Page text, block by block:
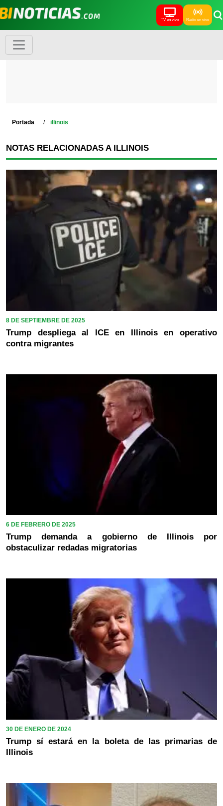
TV en vivo Radio en vivo
Portada illinois
NOTAS RELACIONADAS A ILLINOIS
8 DE SEPTIEMBRE DE 2025
Trump despliega al ICE en Illinois en operativo
contra migrantes
6 DE FEBRERO DE 2025
Trump demanda a gobierno de Illinois por
obstaculizar redadas migratorias
30 DE ENERO DE 2024
Trump sí estará en la boleta de las primarias de
Illinois